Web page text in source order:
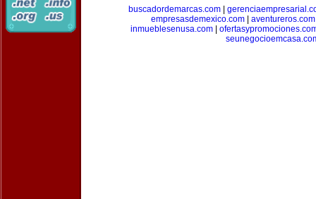
buscadordemarcas.com|
empresasdemexico.com| aventureros.com
inmueblesenusa.com|